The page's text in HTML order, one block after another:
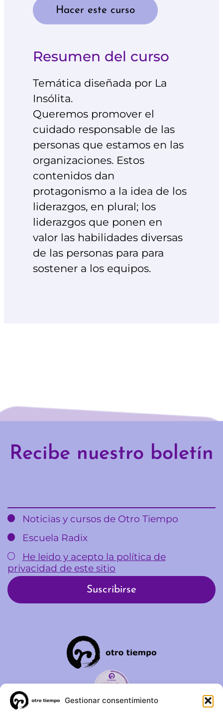
Gestionar consentimiento
Hacer este curso
Resumen del curso
Temática diseñada por La
Insólita.
Queremos promover el
cuidado responsable de las
personas que estamos en las
organizaciones. Estos
contenidos dan
protagonismo a la idea de los
liderazgos, en plural; los
liderazgos que ponen en
valor las habilidades diversas
de las personas para para
sostener a los equipos.
Recibe nuestro boletín
Noticias y cursos de Otro Tiempo
Escuela Radix
He leido y acepto la política de
privacidad de este sitio